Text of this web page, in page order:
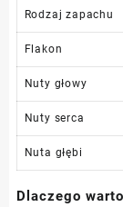
Rodzaj zapachu
Flakon
Nuty głowy
Nuty serca
Nuta głębi
Dlaczego